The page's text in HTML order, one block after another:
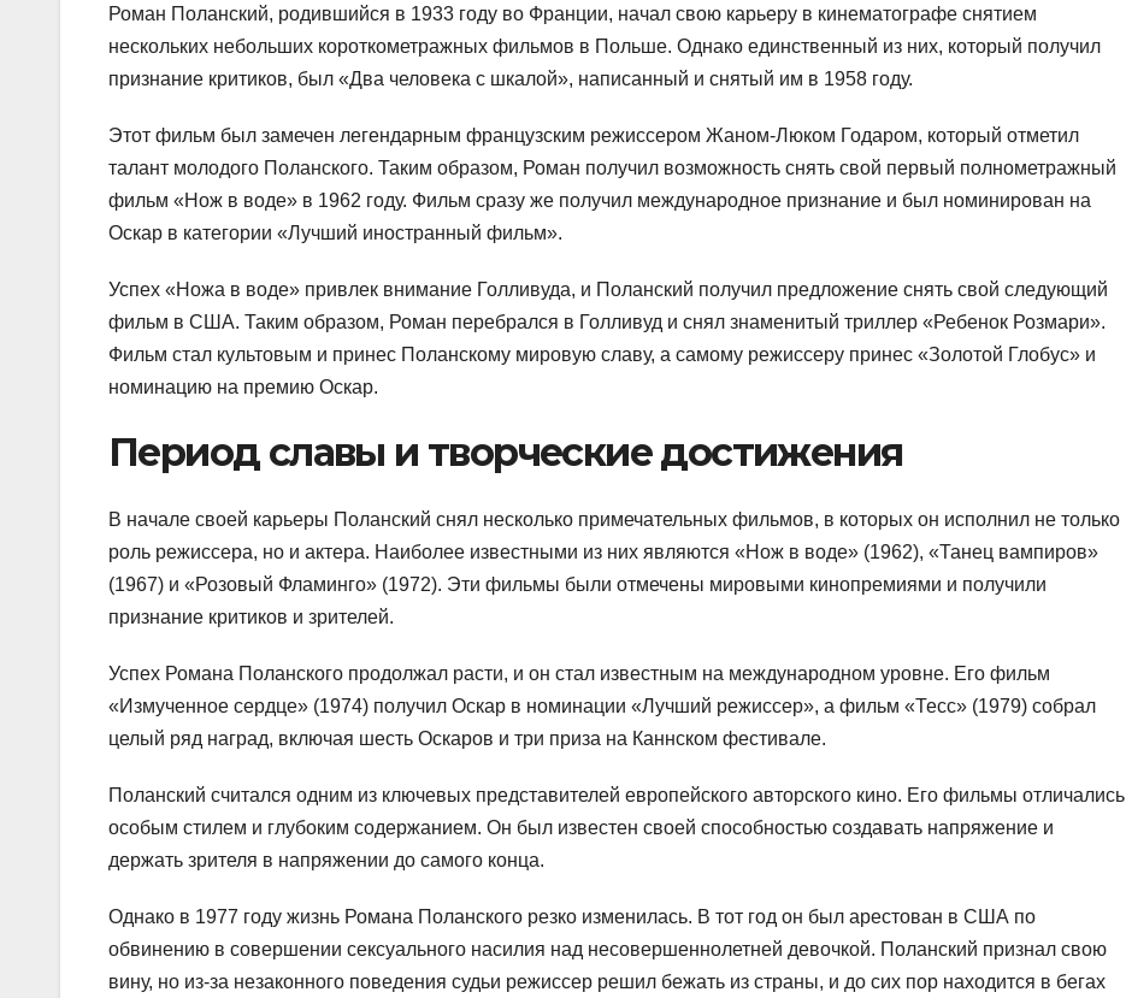
Роман Поланский, родившийся в 1933 году во Франции, начал свою карьеру в кинематографе снятием
нескольких небольших короткометражных фильмов в Польше. Однако единственный из них, который получил
признание критиков, был «Два человека с шкалой», написанный и снятый им в 1958 году.
Этот фильм был замечен легендарным французским режиссером Жаном-Люком Годаром, который отметил
талант молодого Поланского. Таким образом, Роман получил возможность снять свой первый полнометражный
фильм «Нож в воде» в 1962 году. Фильм сразу же получил международное признание и был номинирован на
Оскар в категории «Лучший иностранный фильм».
Успех «Ножа в воде» привлек внимание Голливуда, и Поланский получил предложение снять свой следующий
фильм в США. Таким образом, Роман перебрался в Голливуд и снял знаменитый триллер «Ребенок Розмари».
Фильм стал культовым и принес Поланскому мировую славу, а самому режиссеру принес «Золотой Глобус» и
номинацию на премию Оскар.
Период славы и творческие достижения
В начале своей карьеры Поланский снял несколько примечательных фильмов, в которых он исполнил не только
роль режиссера, но и актера. Наиболее известными из них являются «Нож в воде» (1962), «Танец вампиров»
(1967) и «Розовый Фламинго» (1972). Эти фильмы были отмечены мировыми кинопремиями и получили
признание критиков и зрителей.
Успех Романа Поланского продолжал расти, и он стал известным на международном уровне. Его фильм
«Измученное сердце» (1974) получил Оскар в номинации «Лучший режиссер», а фильм «Тесс» (1979) собрал
целый ряд наград, включая шесть Оскаров и три приза на Каннском фестивале.
Поланский считался одним из ключевых представителей европейского авторского кино. Его фильмы отличались
особым стилем и глубоким содержанием. Он был известен своей способностью создавать напряжение и
держать зрителя в напряжении до самого конца.
Однако в 1977 году жизнь Романа Поланского резко изменилась. В тот год он был арестован в США по
обвинению в совершении сексуального насилия над несовершеннолетней девочкой. Поланский признал свою
вину, но из-за незаконного поведения судьи режиссер решил бежать из страны, и до сих пор находится в бегах